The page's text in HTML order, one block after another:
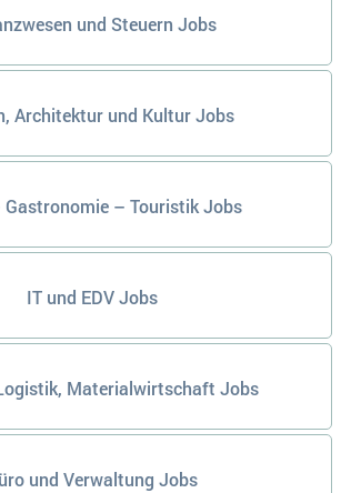
und Steuern Jobs
Architektur und Kultur Jobs
Gastronomie – Touristik Jobs
IT und EDV Jobs
Materialwirtschaft Jobs
und Verwaltung Jobs